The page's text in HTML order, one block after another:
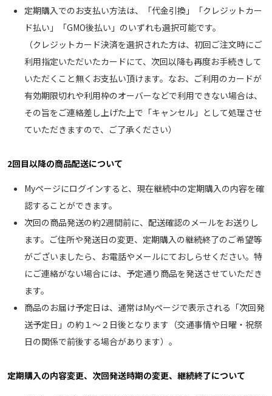
定期購入でのお支払い方法は、「代金引換」「クレジットカー
ド払い」「GMO後払い」のいずれも選択可能です。
（クレジットカード決済を選択された方は、初回ご注文時にご
利用指定いただいたカードにて、次回以降も再度お手続きして
いただくこと無くお支払い頂けます。なお、ご利用のカードが
有効期限切れや利用枠のオーバーなどで利用できない場合は、
その旨をご連絡差し上げた上で「キャンセル」として処理させ
ていただきますので、ご了承ください）
2回目以降の商品配送について
Myページにログインすると、現在継続中の定期購入の内容を確
認することができます。
次回の商品発送の約2週間前に、配送確認のメールをお送りし
ます。ご住所や発送日の変更、定期購入の継続終了のご希望等
がございましたら、お電話やメールにておしらせください。特
にご連絡がない場合には、予定通り商品を発送させていただき
ます。
商品のお届け予定日は、通常はMyページで表示される「次回発
送予定日」の約１～２日後となります（交通事情や日曜・祝祭
日の関係で前後する場合があります）。
定期購入の内容変更、次回発送時期の変更、継続終了について